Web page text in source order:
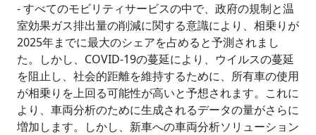
- すべてのモビリティサービスの中で、政府の規制と温
室効果ガス排出量の削減に関する意識により、相乗りが
2025年までに最大のシェアを占めると予測されまし
た。しかし、COVID-19の蔓延により、ウイルスの蔓延
を阻止し、社会的距離を維持するために、所有車の使用
が相乗りを上回る可能性が高いと予想されます。これに
より、車両分析のために生成されるデータの量がさらに
増加します。しかし、新車への車両分析ソリューション